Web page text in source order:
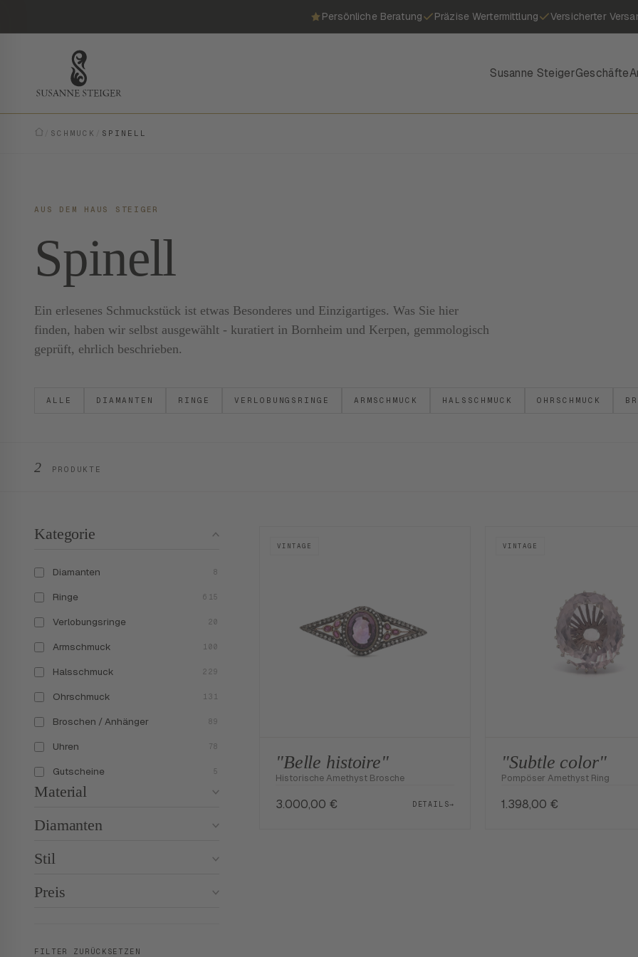
Persönliche Beratung Präzise Wertermittlung Versicherter
Susanne SteigerGeschäfte
SCHMUCK SPINELL
AUS DEM HAUS STEIGER
Spinell
Ein erlesenes Schmuckstück ist etwas Besonderes und Einzigartiges. Was Sie hier
finden, haben wir selbst ausgewählt - kuratiert in Bornheim und Kerpen, gemmologisch
geprüft, ehrlich beschrieben.
ALLE DIAMANTEN RINGE VERLOBUNGSRINGE ARMSCHMUCK HALSSCHMUCK OHRSCHMUCK
2 PRODUKTE
Kategorie
Diamanten 8
Ringe 615
Verlobungsringe 20
Armschmuck 100
Halsschmuck 229
Ohrschmuck 131
Broschen / Anhänger 89
Uhren 78
Gutscheine 5
Material
Diamanten
Stil
Preis
FILTER ZURÜCKSETZEN
VINTAGE
"Belle histoire"
Historische Amethyst Brosche
3.000,00 € DETAILS→
VINTAGE
"Subtle color"
Pompöser Amethyst Ring
1.398,00 €